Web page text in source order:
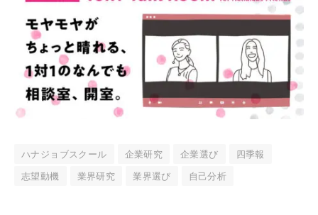
ハナジョブスクール 企業研究 企業選び
四季報
志望動機
業界研究 業界選び 自己分析